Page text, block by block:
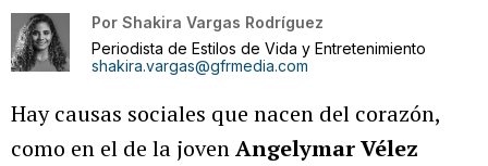
Por Shakira Vargas Rodríguez
Periodista de Estilos de Vida y Entretenimiento
shakira.vargas@gfrmedia.com
Hay causas sociales que nacen del corazón,
como en el de la jovenAngelymar Vélez